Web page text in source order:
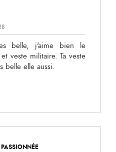
belle, j'aime bien le
veste militaire. Ta veste
belle elle aussi.